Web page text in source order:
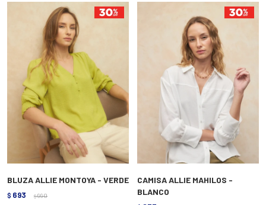
BLUZA ALLIE MONTOYA - VERDE
$ 693 $ 990
CAMISA ALLIE MAHILOS -
BLANCO